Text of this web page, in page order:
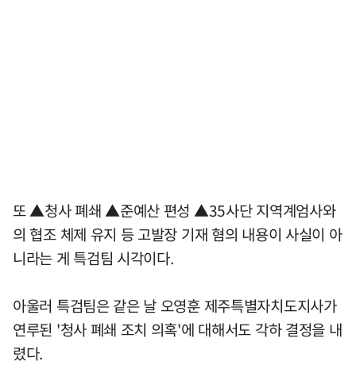
또 ▲청사 폐쇄 ▲준예산 편성 ▲35사단 지역계엄사와
의 협조 체제 유지 등 고발장 기재 혐의 내용이 사실이 아
니라는 게 특검팀 시각이다.
아울러 특검팀은 같은 날 오영훈 제주특별자치도지사가
연루된 '청사 폐쇄 조치 의혹'에 대해서도 각하 결정을 내
렸다.